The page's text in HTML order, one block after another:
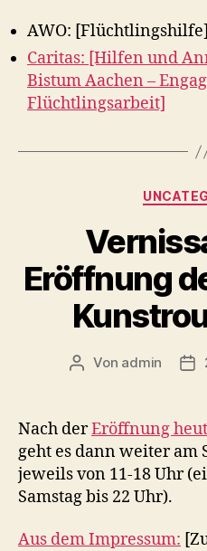
AWO: [Flüchtlingshilfe]
Caritas: [Hilfen und
Bistum Aachen –
Flüchtlingsarbeit]
Eröffnung
Beitragsautor
Von admin
Nach derEröffnung
geht es dann weiter am
jeweils von 11-18 Uhr
Samstag bis 22 Uhr).
Aus dem Impressum: